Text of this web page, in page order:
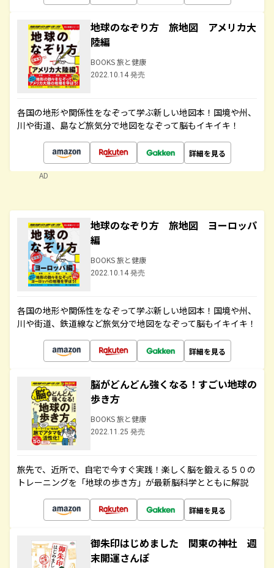
地球のなぞり方 旅地図 アメリカ大
陸編
BOOKS 旅と健康
2022.10.14 発売
各国の地形や関係性をなぞって学ぶ新しい地図本！国境や州、
川や街道、島など旅気分で地図をなぞって脳もイキイキ！
詳細を見る
AD
地球のなぞり方 旅地図 ヨーロッパ
編
BOOKS 旅と健康
2022.10.14 発売
各国の地形や関係性をなぞって学ぶ新しい地図本！国境や州、
川や街道、鉄道線など旅気分で地図をなぞって脳もイキイキ！
詳細を見る
脳がどんどん強くなる！すごい地球の
歩き方
BOOKS 旅と健康
2022.11.25 発売
旅先で、近所で、自宅で今すぐ実践！楽しく脳を鍛える５０の
トレーニングを「地球の歩き方」が最新脳科学とともに解説
詳細を見る
御朱印はじめました 関東の神社 週
末開運さんぽ